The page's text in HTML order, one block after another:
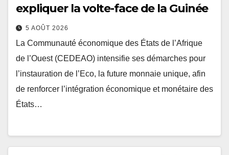
expliquer la volte-face de la Guinée
5 AOÛT 2026
La Communauté économique des États de l’Afrique
de l’Ouest (CEDEAO) intensifie ses démarches pour
l’instauration de l’Eco, la future monnaie unique, afin
de renforcer l’intégration économique et monétaire des
États…